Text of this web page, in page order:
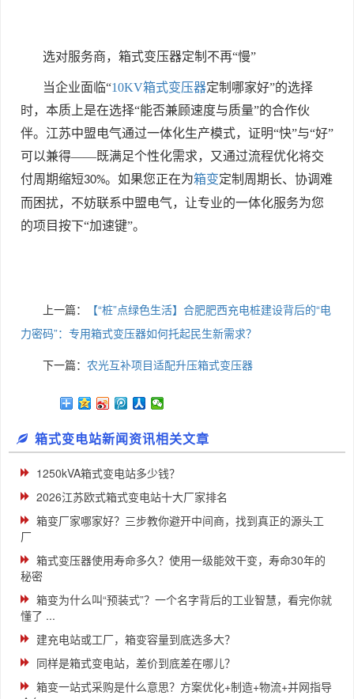
选对服务商，箱式变压器定制不再“慢”
当企业面临“10KV箱式变压器定制哪家好”的选择
时，本质上是在选择“能否兼顾速度与质量”的合作伙
伴。江苏中盟电气通过一体化生产模式，证明“快”与“好”
可以兼得——既满足个性化需求，又通过流程优化将交
付周期缩短30%。如果您正在为箱变定制周期长、协调难
而困扰，不妨联系中盟电气，让专业的一体化服务为您
的项目按下“加速键”。
上一篇：
【“桩”点绿色生活】合肥肥西充电桩建设背后的“电
力密码”：专用箱式变压器如何托起民生新需求？​
下一篇： 农光互补项目适配升压箱式变压器
箱式变电站新闻资讯相关文章
1250kVA箱式变电站多少钱？
2026江苏欧式箱式变电站十大厂家排名
箱变厂家哪家好？三步教你避开中间商，找到真正的源头工
厂
箱式变压器使用寿命多久？使用一级能效干变，寿命30年的
秘密
箱变为什么叫“预装式”？一个名字背后的工业智慧，看完你就
懂了 ...
建充电站或工厂，箱变容量到底选多大？
同样是箱式变电站，差价到底差在哪儿？
箱变一站式采购是什么意思？方案优化+制造+物流+并网指导